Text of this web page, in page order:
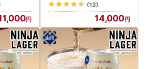
ルテイ
【0721
ンアルコール ビールテイ
スト アサヒビール 【0721
(13)
14,000